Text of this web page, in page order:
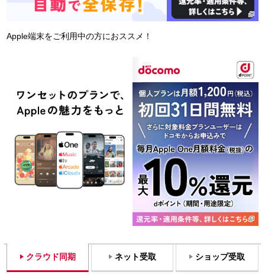
Apple端末をご利用中の方におススメ！
クラウド同期 ネット受取 ショップ受取